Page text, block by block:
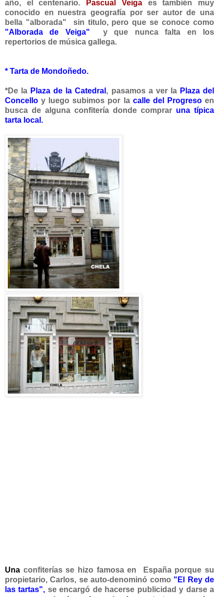
año, el centenario. Pascual Veigaes también muy
conocido en nuestra geografía por ser autor de una
bella "alborada" sin titulo, pero que se conoce como
"Alborada de Veiga" y que nunca falta en los
repertorios de música gallega.
* Tarta de Mondoñedo.
*De la Plaza de la Catedral , pasamos a ver la Plaza del
Concello y luego subimos por la calle del Progresoen
busca de alguna confitería donde comprar una típica
tarta local.
Una confiterías se hizo famosa en España porque su
propietario, Carlos, se auto-denominó como "El Rey de
las tartas", se encargó de hacerse publicidad y darse a